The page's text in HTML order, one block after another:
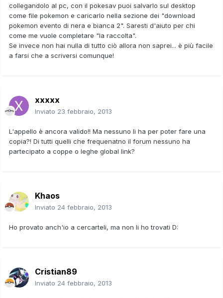
collegandolo al pc, con il pokesav puoi salvarlo sul desktop
come file pokemon e caricarlo nella sezione dei "download
pokemon evento di nera e bianca 2". Saresti d'aiuto per chi
come me vuole completare "la raccolta".
Se invece non hai nulla di tutto ciò allora non saprei... è più facile
a farsi che a scriversi comunque!
xxxxx
Inviato 23 febbraio, 2013
L'appello è ancora valido!! Ma nessuno li ha per poter fare una
copia?! Di tutti quelli che frequenatno il forum nessuno ha
partecipato a coppe o leghe global link?
Khaos
Inviato 24 febbraio, 2013
Ho provato anch'io a cercarteli, ma non li ho trovati D:
Cristian89
Inviato 24 febbraio, 2013